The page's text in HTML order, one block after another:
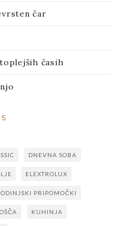
čar
časih
DNEVNA SOBA
ELEXTROLUX
PRIPOMOČKI
KUHINJA